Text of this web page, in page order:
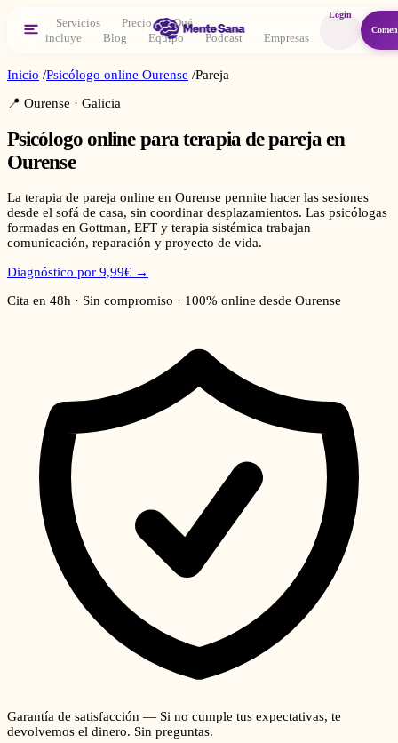
Servicios Precio
Qué
incluye
Blog Equipo Podcast Empresas
Login
Inicio /Psicólogo online Ourense /Pareja
📍 Ourense · Galicia
Psicólogo online paraterapia de parejaen
Ourense
La terapia de pareja online en Ourense permite hacer las sesiones
desde el sofá de casa, sin coordinar desplazamientos. Las psicólogas
formadas en Gottman, EFT y terapia sistémica trabajan
comunicación, reparación y proyecto de vida.
Diagnóstico por 9,99€ →
Cita en 48h · Sin compromiso · 100% online desde Ourense
Garantía de satisfacción — Si no cumple tus expectativas, te
devolvemos el dinero. Sin preguntas.